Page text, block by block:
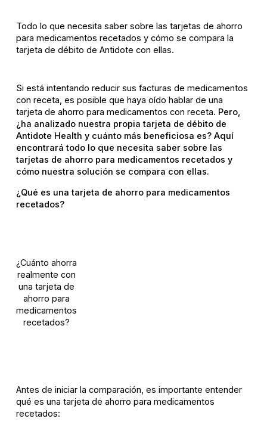
Todo lo que necesita saber sobre las tarjetas de ahorro
para medicamentos recetados y cómo se compara la
tarjeta de débito de Antidote con ellas.
Si está intentando reducir sus facturas de medicamentos
con receta, es posible que haya oído hablar de una
tarjeta de ahorro para medicamentos con receta. Pero,
¿ha analizado nuestra propia tarjeta de débito de
Antidote Health y cuánto más beneficiosa es? Aquí
encontrará todo lo que necesita saber sobre las
tarjetas de ahorro para medicamentos recetados y
cómo nuestra solución se compara con ellas.
¿Qué es una tarjeta de ahorro para medicamentos
recetados?
¿Cuánto ahorra
realmente con
una tarjeta de
ahorro para
medicamentos
recetados?
Antes de iniciar la comparación, es importante entender
qué es una tarjeta de ahorro para medicamentos
recetados: